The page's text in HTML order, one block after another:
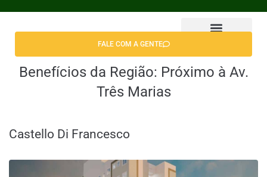
FALE COM A GENTE
Benefícios da Região: Próximo à Av.
Três Marias
Castello Di Francesco